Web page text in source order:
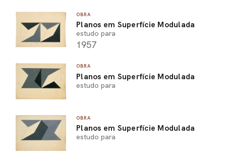
OBRA
Planos em Superfície Modulada
estudo para
1957
OBRA
Planos em Superfície Modulada
estudo para
OBRA
Planos em Superfície Modulada
estudo para